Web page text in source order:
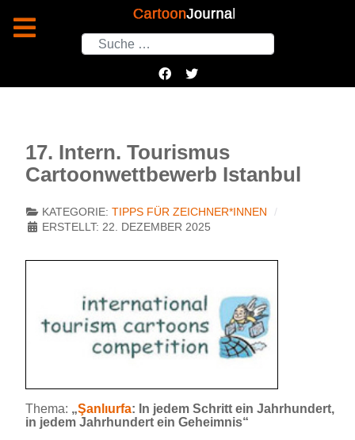
Suchen
17. Intern. Tourismus
Cartoonwettbewerb Istanbul
KATEGORIE: TIPPS FÜR ZEICHNER*INNEN
ERSTELLT: 22. DEZEMBER 2025
Thema: „Şanlıurfa: In jedem Schritt ein Jahrhundert,
in jedem Jahrhundert ein Geheimnis“